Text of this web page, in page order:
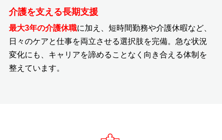
介護を支える長期支援
最大3年の介護休職に加え、短時間勤務や介護休暇など、
日々のケアと仕事を両立させる選択肢を完備。急な状況
変化にも、キャリアを諦めることなく向き合える体制を
整えています。